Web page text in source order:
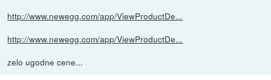
http://www.newegg.com/app/ViewProductDe...
http://www.newegg.com/app/ViewProductDe...
zelo ugodne cene...